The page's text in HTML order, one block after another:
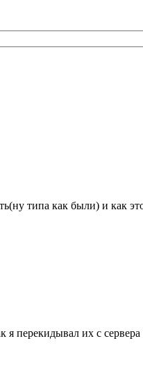
типа как были) и как это
перекидывал их с